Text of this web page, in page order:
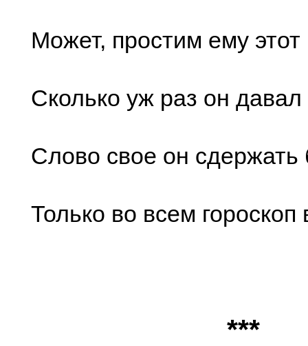
Может, простим ему этот
Сколько уж раз он
Слово свое он
Только во всем гороскоп
***